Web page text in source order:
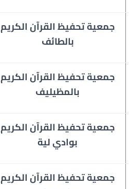
جمعية تحفيظ القرآن الكريم
بالطائف
جمعيةتحفيظ القرآن الكريم
بالمظيليف
جمعيةتحفيظ القرآن الكريم
بوادي لية
جمعيةتحفيظ القرآن الكريم